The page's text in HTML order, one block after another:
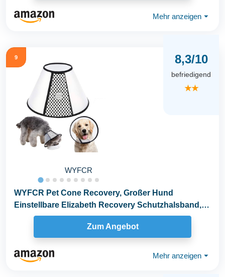
Mehr anzeigen ⏷
9
WYFCR
8,3/10
befriedigend
★★
WYFCR Pet Cone Recovery, Großer Hund
Einstellbare Elizabeth Recovery Schutzhalsband,
Anti-Biss Leck...
Zum Angebot
Mehr anzeigen ⏷